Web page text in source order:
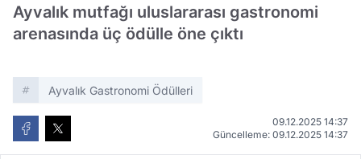
Ayvalık mutfağı uluslararası gastronomi
arenasında üç ödülle öne çıktı
Ayvalık Gastronomi Ödülleri
09.12.2025 14:37
Güncelleme: 09.12.2025 14:37